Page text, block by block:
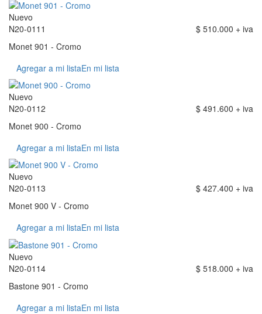
Nuevo
N20-0111
$ 510.000 + iva
Monet 901 - Cromo
Agregar a mi listaEn mi lista
Nuevo
N20-0112
$ 491.600 + iva
Monet 900 - Cromo
Agregar a mi listaEn mi lista
Nuevo
N20-0113
$ 427.400 + iva
Monet 900 V - Cromo
Agregar a mi listaEn mi lista
Nuevo
N20-0114
$ 518.000 + iva
Bastone 901 - Cromo
Agregar a mi listaEn mi lista